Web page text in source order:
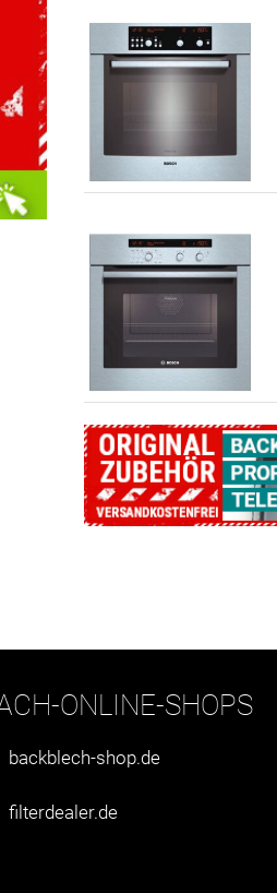
ONLINE-SHOPS
backblech-shop.de
filterdealer.de